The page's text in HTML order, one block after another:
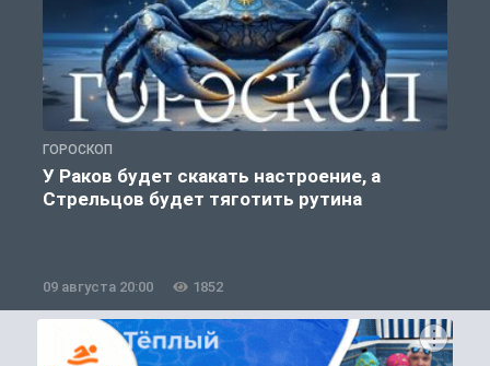
ГОРОСКОП
У Раков будет скакать настроение, а
Стрельцов будет тяготить рутина
09 августа 20:00 1852